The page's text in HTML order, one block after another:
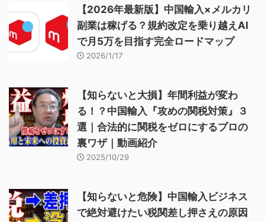
【2026年最新版】中国輸入×メルカリ
副業は稼げる？規約改定を乗り越えAI
で月5万を目指す完全ロードマップ
2026/1/17
【知らないと大損】年間利益が変わ
る！？中国輸入『攻めの関税対策』３
選｜合法的に関税をゼロにするプロの
裏ワザ｜動画紹介
2025/10/29
【知らないと危険】中国輸入ビジネス
で絶対避けたい税関差し押さえの原因